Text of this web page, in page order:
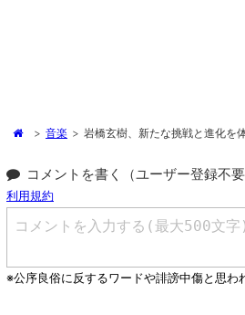
> 音楽 > 岩橋玄樹、新たな挑戦と進化を
コメントを書く（ユーザー登録不要